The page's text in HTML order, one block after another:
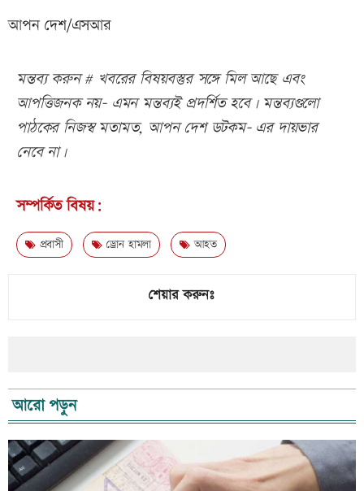
আপন দেশ/এসআর
মন্তব্য করুন # খবরের বিষয়বস্তুর সঙ্গে মিল আছে এবং
আপত্তিজনক নয়- এমন মন্তব্যই প্রদর্শিত হবে। মন্তব্যগুলো
পাঠকের নিজস্ব মতামত, আপন দেশ ডটকম- এর দায়ভার
নেবে না।
সম্পর্কিত বিষয়:
প্রবাসী ড্রোন হামলা আহত
শেয়ার করুনঃ
আরো পড়ুন